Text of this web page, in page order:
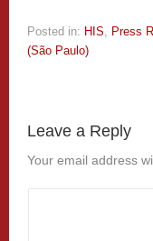
Posted in: HIS Press
(São Paulo)
Leave a Reply
Your email address